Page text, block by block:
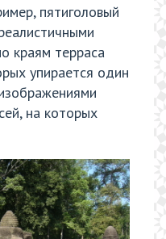
пятиголовый
краям терраса
упирается один
на которых